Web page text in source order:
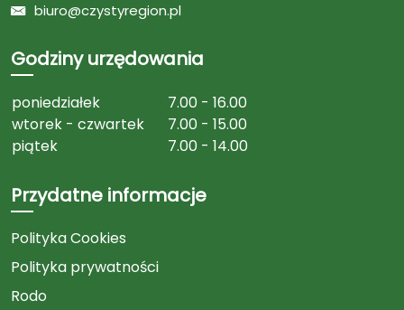
biuro@czystyregion.pl
Godziny urzędowania
poniedziałek
7.00 - 16.00
wtorek - czwartek
7.00 - 15.00
piątek
7.00 - 14.00
Przydatne informacje
Polityka Cookies
Polityka prywatności
Rodo